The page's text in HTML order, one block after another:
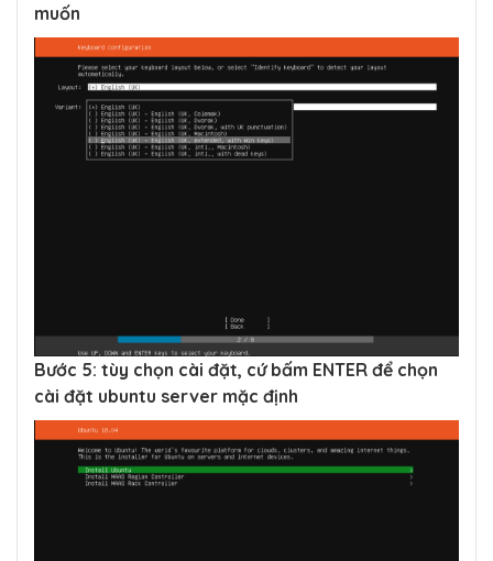
muốn
Bước 5: tùy chọn cài đặt, cứ bấm ENTER để chọn
cài đặt ubuntu server mặc định